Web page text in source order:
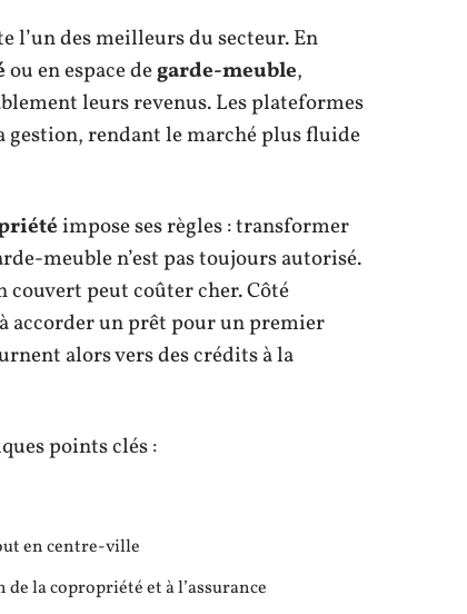
l’un des meilleurs du secteur. En
ou en espace degarde-meuble,
leurs revenus. Les plateformes
rendant le marché plus fluide
impose ses règles : transformer
meuble n’est pas toujours autorisé.
couvert peut coûter cher. Côté
accorder un prêt pour un premier
alors vers des crédits à la
points clés :
en centre-ville
la copropriété et à l’assurance